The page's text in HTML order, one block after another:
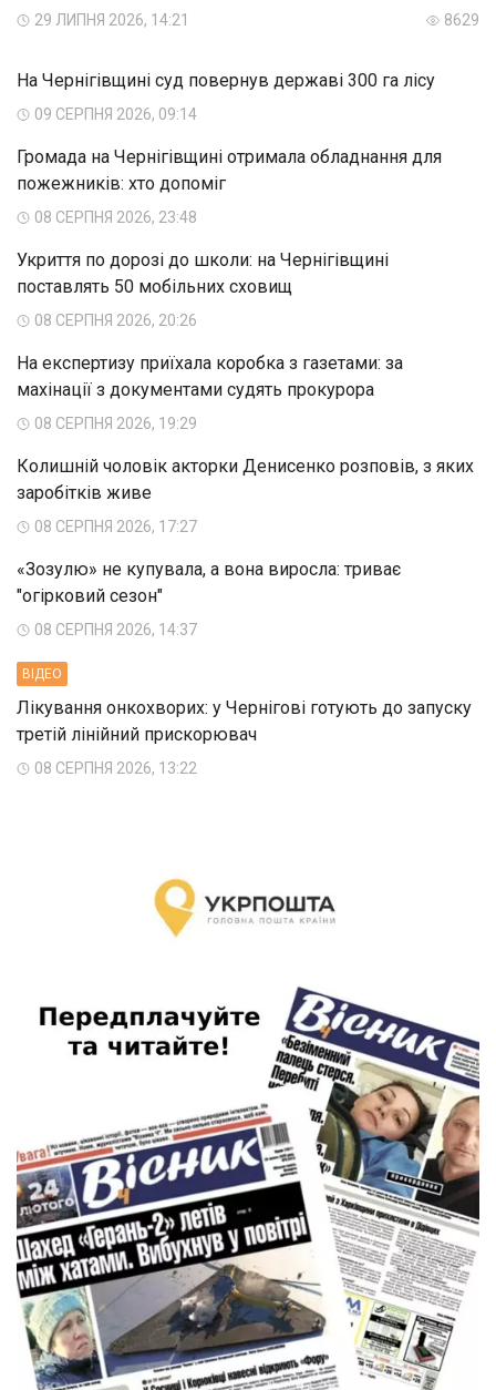
29 ЛИПНЯ 2026, 14:21 8629
На Чернігівщині суд повернув державі 300 га лісу
09 СЕРПНЯ 2026, 09:14
Громада на Чернігівщині отримала обладнання для
пожежників: хто допоміг
08 СЕРПНЯ 2026, 23:48
Укриття по дорозі до школи: на Чернігівщині
поставлять 50 мобільних сховищ
08 СЕРПНЯ 2026, 20:26
На експертизу приїхала коробка з газетами: за
махінації з документами судять прокурора
08 СЕРПНЯ 2026, 19:29
Колишній чоловік акторки Денисенко розповів, з яких
заробітків живе
08 СЕРПНЯ 2026, 17:27
«Зозулю» не купувала, а вона виросла: триває
"огірковий сезон"
08 СЕРПНЯ 2026, 14:37
ВIДЕО
Лікування онкохворих: у Чернігові готують до запуску
третій лінійний прискорювач
08 СЕРПНЯ 2026, 13:22